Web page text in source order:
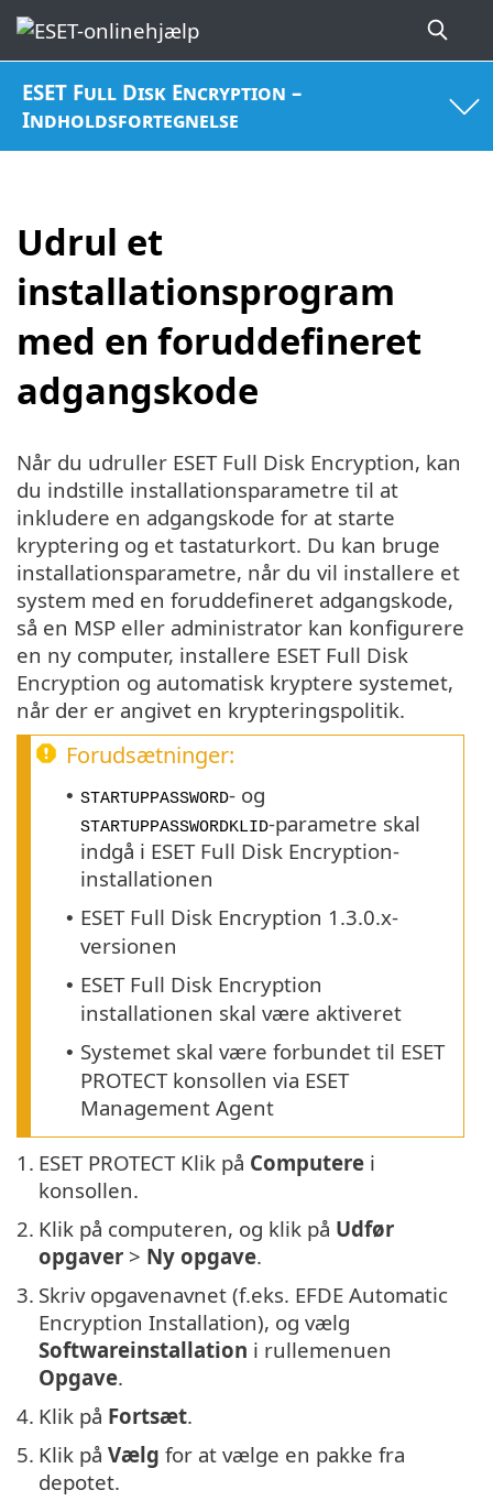
ESET Full Disk Encryption –
Indholdsfortegnelse
Udrul et
installationsprogram
med en foruddefineret
adgangskode
Når du udruller ESET Full Disk Encryption, kan
du indstille installationsparametre til at
inkludere en adgangskode for at starte
kryptering og et tastaturkort. Du kan bruge
installationsparametre, når du vil installere et
system med en foruddefineret adgangskode,
så en MSP eller administrator kan konfigurere
en ny computer, installere ESET Full Disk
Encryption og automatisk kryptere systemet,
når der er angivet en krypteringspolitik.
Forudsætninger:
• STARTUPPASSWORD- og
STARTUPPASSWORDKLID-parametre skal
indgå i ESET Full Disk Encryption-
installationen
• ESET Full Disk Encryption 1.3.0.x-
versionen
• ESET Full Disk Encryption
installationen skal være aktiveret
• Systemet skal være forbundet til ESET
PROTECT konsollen via ESET
Management Agent
1. ESET PROTECT Klik på Computere i
konsollen.
2. Klik på computeren, og klik på Udfør
opgaver > Ny opgave.
3. Skriv opgavenavnet (f.eks. EFDE Automatic
Encryption Installation), og vælg
Softwareinstallation i rullemenuen
Opgave.
4. Klik på Fortsæt.
5. Klik på Vælg for at vælge en pakke fra
depotet.